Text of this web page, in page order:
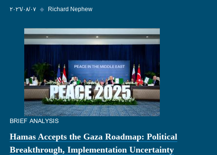
٠٧‏/٠٨‏/٢٠٢٦ ◆ Richard Nephew
BRIEF ANALYSIS
Hamas Accepts the Gaza Roadmap: Political
Breakthrough, Implementation Uncertainty